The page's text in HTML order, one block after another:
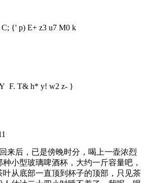
C; {' p) E+ z3 u7 M0 k
F. T& h* y! w2 z- }
回来后，已是傍晚时分，喝上一壶浓烈
小型玻璃啤酒杯，大约一斤容量吧，
从底部一直顶到杯子的顶部，只见茶